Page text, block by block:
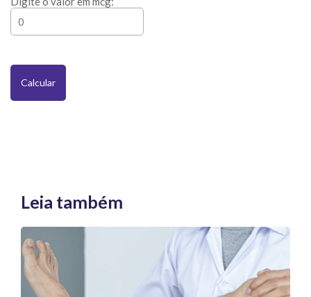
Calcular
Leia também